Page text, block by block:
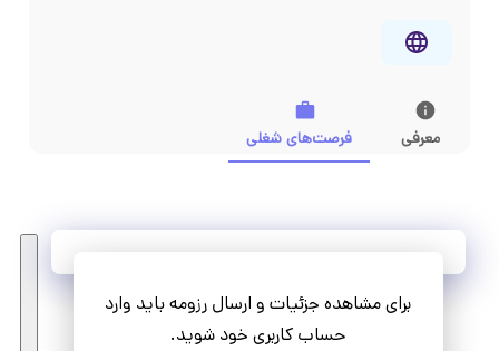
معرفی فرصت‌های شغلی
برای مشاهده جزئیات و ارسال رزومه باید وارد
حساب کاربری خود شوید.
مشاهده همه فرصت‌ها